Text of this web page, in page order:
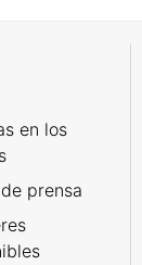
en los
prensa